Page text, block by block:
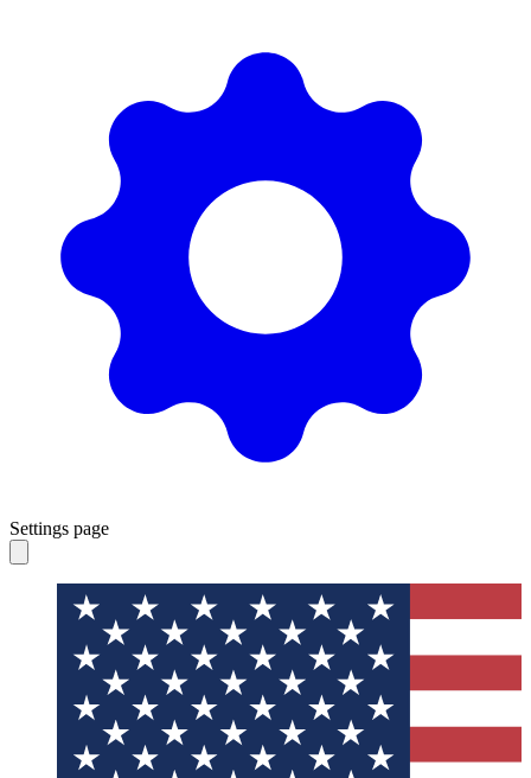
Settings page